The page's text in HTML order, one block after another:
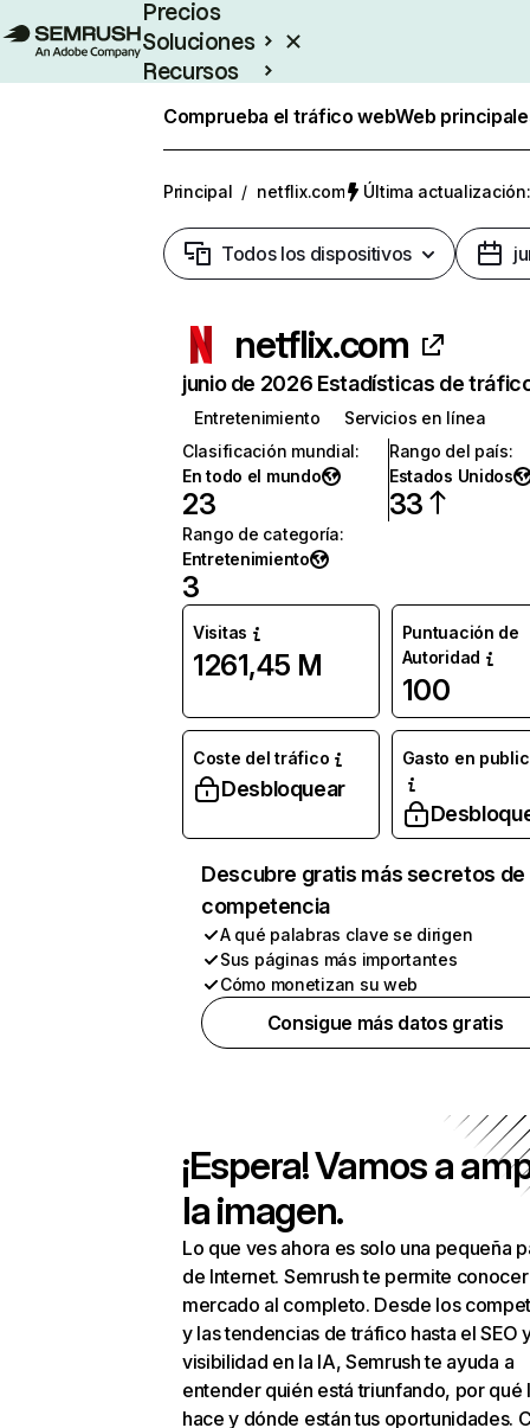
Precios
Soluciones
Recursos
Comprueba el tráfico webWeb
Principal / netflix.com Última
Todos los dispositivos
netflix.com
junio de 2026 Estadísticas de
Entretenimiento
Servicios en línea
Clasificación mundial:
En todo el mundo
23
Rango del país:
Estados Unidos
33
Rango de categoría:
Entretenimiento
3
Visitas
1261,45 M
Puntuación de
Autoridad
100
Coste del tráfico
Desbloquear
Gasto en
Descubre gratis más secretos de
competencia
A qué palabras clave se dirigen
Sus páginas más importantes
Cómo monetizan su web
Consigue más datos gratis
¡Espera! Vamos a
la imagen.
Lo que ves ahora es solo una pequeña
de Internet. Semrush te permite
mercado al completo. Desde los
y las tendencias de tráfico hasta el SEO
visibilidad en la IA, Semrush te ayuda a
entender quién está triunfando, por qué
hace y dónde están tus oportunidades.